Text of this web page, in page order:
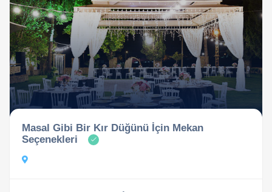
Masal Gibi Bir Kır Düğünü İçin Mekan
Seçenekleri